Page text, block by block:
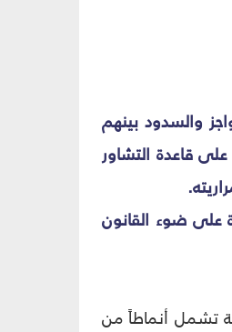
والسدود بينهم
قاعدة التشاور
على ضوء القانون
تشمل أنماطاً من